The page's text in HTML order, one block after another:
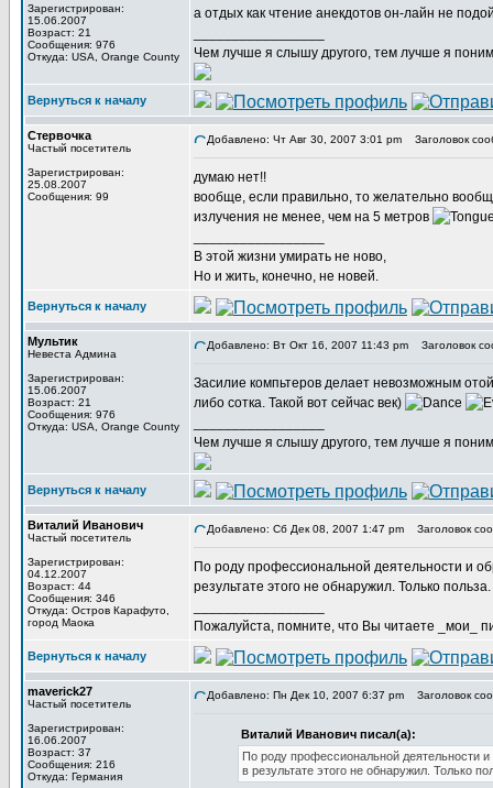
Зарегистрирован:
15.06.2007
Возраст: 21
Сообщения: 976
Откуда: USA, Orange County
а отдых как чтение анекдотов он-лайн не
Чем лучше я слышу другого, тем лучше я
Вернуться к началу
Стервочка
Частый посетитель
Зарегистрирован:
25.08.2007
Сообщения: 99
Добавлено: Чт Авг 30, 2007 3:01 pm Заголовок
думаю нет!!
вообще, если правильно, то желательно
излучения не менее, чем на 5 метров
В этой жизни умирать не ново,
Но и жить, конечно, не новей.
Вернуться к началу
Мультик
Невеста Админа
Зарегистрирован:
15.06.2007
Возраст: 21
Сообщения: 976
Откуда: USA, Orange County
Добавлено: Вт Окт 16, 2007 11:43 pm Заголовок
Засилие компьтеров делает невозможным
либо сотка. Такой вот сейчас век)
Чем лучше я слышу другого, тем лучше я
Вернуться к началу
Виталий Иванович
Частый посетитель
Зарегистрирован:
04.12.2007
Возраст: 44
Сообщения: 346
Откуда: Остров Карафуто,
город Маока
Добавлено: Сб Дек 08, 2007 1:47 pm Заголовок
По роду профессиональной деятельности и
результате этого не обнаружил. Только польза.
Пожалуйста, помните, что Вы читаете _мои_
Вернуться к началу
maverick27
Частый посетитель
Зарегистрирован:
16.06.2007
Возраст: 37
Сообщения: 216
Откуда: Германия
Добавлено: Пн Дек 10, 2007 6:37 pm Заголовок
Виталий Иванович писал(а):
По роду профессиональной деятельности
в результате этого не обнаружил. Только